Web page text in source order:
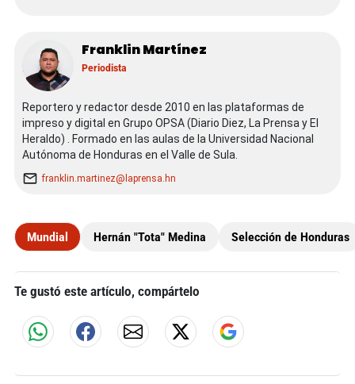
Franklin Martínez
Periodista
Reportero y redactor desde 2010 en las plataformas de
impreso y digital en Grupo OPSA (Diario Diez, La Prensa y El
Heraldo) . Formado en las aulas de la Universidad Nacional
Autónoma de Honduras en el Valle de Sula.
franklin.martinez@laprensa.hn
Mundial Hernán "Tota" Medina Selección de Honduras
Te gustó este artículo, compártelo